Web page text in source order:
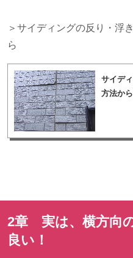
＞サイディングの反り・浮
ら
サイデ
方法か
2章 実は、横方向
良い！